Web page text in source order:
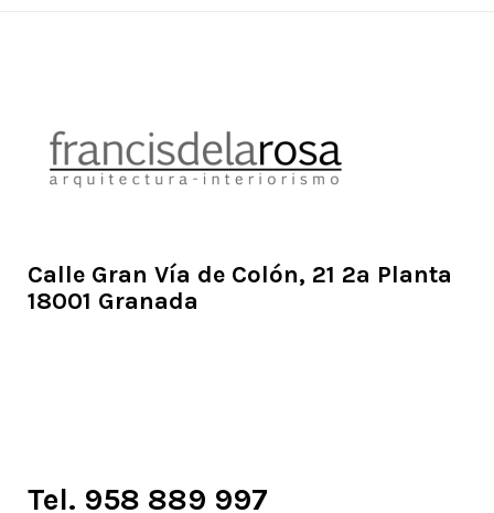
Calle Gran Vía de Colón, 21 2ª Planta
18001 Granada
Tel. 958 889 997